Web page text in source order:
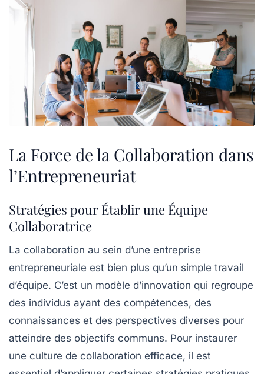
La Force de la Collaboration dans
l’Entrepreneuriat
Stratégies pour Établir une Équipe
Collaboratrice
La collaboration au sein d’une entreprise
entrepreneuriale est bien plus qu’un simple travail
d’équipe. C’est un modèle d’innovation qui regroupe
des individus ayant des compétences, des
connaissances et des perspectives diverses pour
atteindre des objectifs communs. Pour instaurer
une culture de collaboration efficace, il est